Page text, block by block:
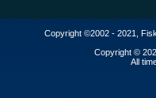
Copyright ©2002 - 2021,
Copyright ©
All